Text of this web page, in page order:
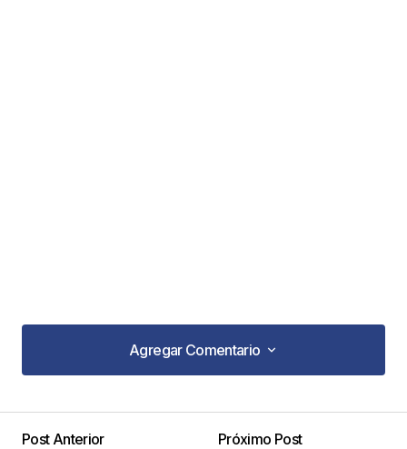
Agregar Comentario
Agregar Comentario
Post Anterior
Próximo Post